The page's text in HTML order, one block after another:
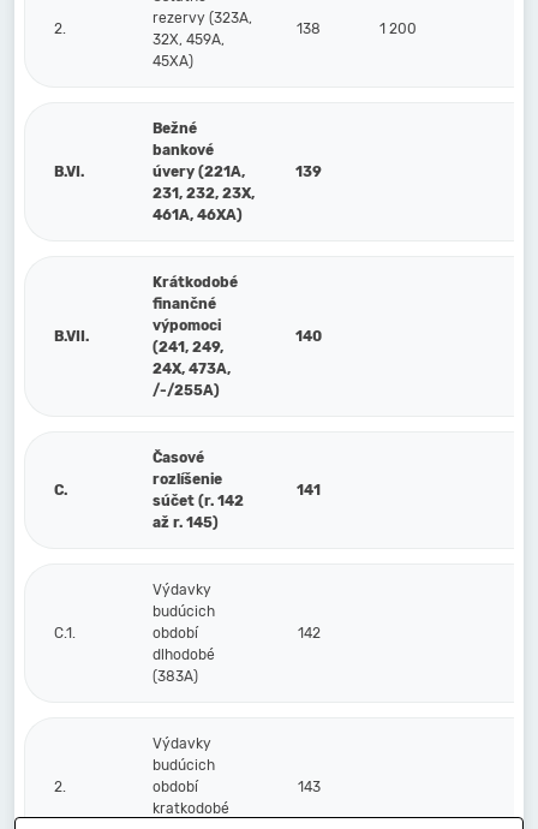
2.
rezervy (323A,
32X, 459A,
45XA)
138 1 200
B.VI.
Bežné
bankové
úvery (221A,
231, 232, 23X,
461A, 46XA)
139
B.VII.
Krátkodobé
finančné
výpomoci
(241, 249,
24X, 473A,
/-/255A)
140
C.
Časové
rozlíšenie
súčet (r. 142
až r. 145)
141
C.1.
Výdavky
budúcich
období
dlhodobé
(383A)
142
2.
Výdavky
budúcich
období
kratkodobé
143